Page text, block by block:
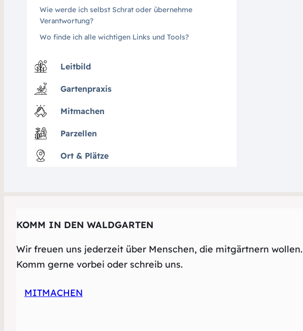
Wie werde ich selbst Schrat oder übernehme
Verantwortung?
Wo finde ich alle wichtigen Links und Tools?
Leitbild
Gartenpraxis
Mitmachen
Parzellen
Ort & Plätze
KOMM IN DEN WALDGARTEN
Wir freuen uns jederzeit über Menschen, die mitgärtnern wollen.
Komm gerne vorbei oder schreib uns.
MITMACHEN